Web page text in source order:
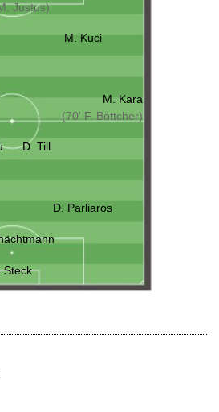
Justus)
M. Kuci
M. Kara
(70' F. Böttcher)
D. Till
D. Parliaros
Steck